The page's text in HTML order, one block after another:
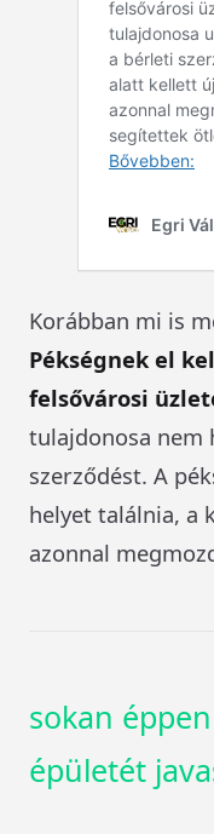
Korábban mi is
Pékségnek el
felsővárosi
tulajdonosa nem
szerződést. A
helyet találnia, a
azonnal
sokan
épületét